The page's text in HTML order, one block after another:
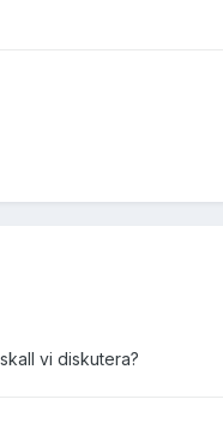
vi diskutera?